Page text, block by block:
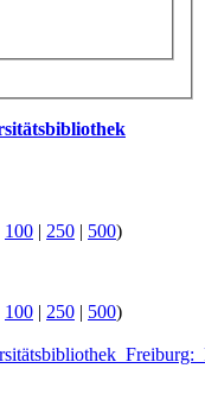
100 | 250 | 500)
100 | 250 | 500)